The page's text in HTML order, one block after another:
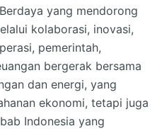
yang mendorong
kolaborasi, inovasi,
pemerintah,
bergerak bersama
dan energi, yang
ekonomi, tetapi juga
Indonesia yang